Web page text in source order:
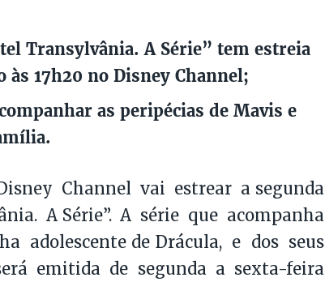
Transylvânia. A Série” tem estreia
às 17h20 no Disney Channel;
as peripécias de Mavis e
Channel vai estrear a segunda
A Série”. A série que acompanha
adolescente de Drácula, e dos seus
emitida de segunda a sexta-feira